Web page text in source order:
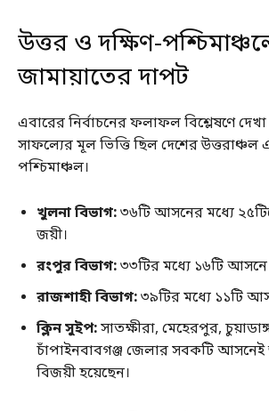
উত্তর ও দক্ষিণ-
জামায়াতের দাপট
এবারের নির্বাচনের ফলাফল বিশ্লেষণে
সাফল্যের মূল ভিত্তি ছিল দেশের উত্তরাঞ্চল
পশ্চিমাঞ্চল।
খুলনা বিভাগ:৩৬টি আসনের মধ্যে
জয়ী।
রংপুর বিভাগ:৩৩টির মধ্যে ১৬টি
রাজশাহী বিভাগ:৩৯টির মধ্যে ১১টি
ক্লিন সুইপ:সাতক্ষীরা, মেহেরপুর,
চাঁপাইনবাবগঞ্জ জেলার সবকটি আসনেই
বিজয়ী হয়েছেন।